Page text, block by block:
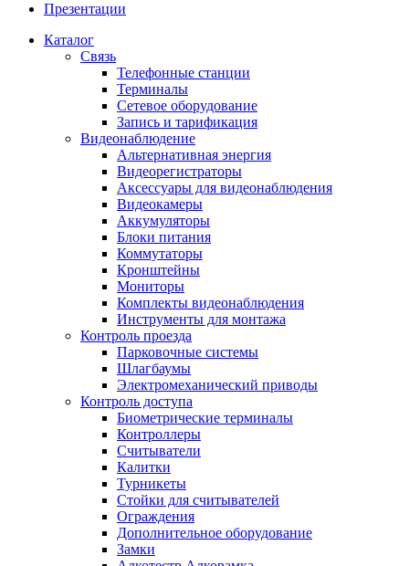
Презентации
Каталог
Связь
Телефонные станции
Терминалы
Сетевое оборудование
Запись и тарификация
Видеонаблюдение
Альтернативная энергия
Видеорегистраторы
Аксессуары для видеонаблюдения
Видеокамеры
Аккумуляторы
Блоки питания
Коммутаторы
Кронштейны
Мониторы
Комплекты видеонаблюдения
Инструменты для монтажа
Контроль проезда
Парковочные системы
Шлагбаумы
Электромеханический приводы
Контроль доступа
Биометрические терминалы
Контроллеры
Считыватели
Калитки
Турникеты
Стойки для считывателей
Ограждения
Дополнительное оборудование
Замки